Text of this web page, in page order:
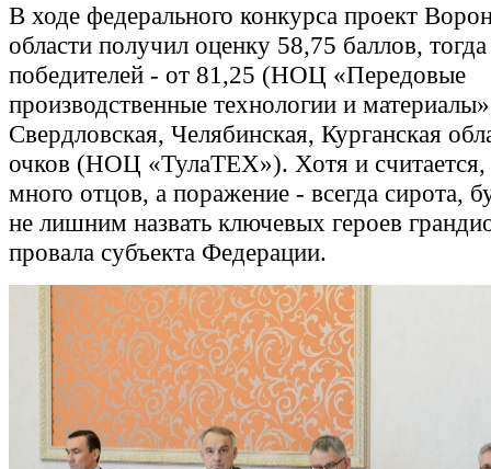
В ходе федерального конкурса проект
области получил оценку 58,75 баллов, тогда
победителей - от 81,25 (НОЦ «Передовые
производственные технологии и
Свердловская, Челябинская, Курганская
очков (НОЦ «ТулаТЕХ»). Хотя и
много отцов, а поражение - всегда сирота,
не лишним назвать ключевых героев
провала субъекта Федерации.